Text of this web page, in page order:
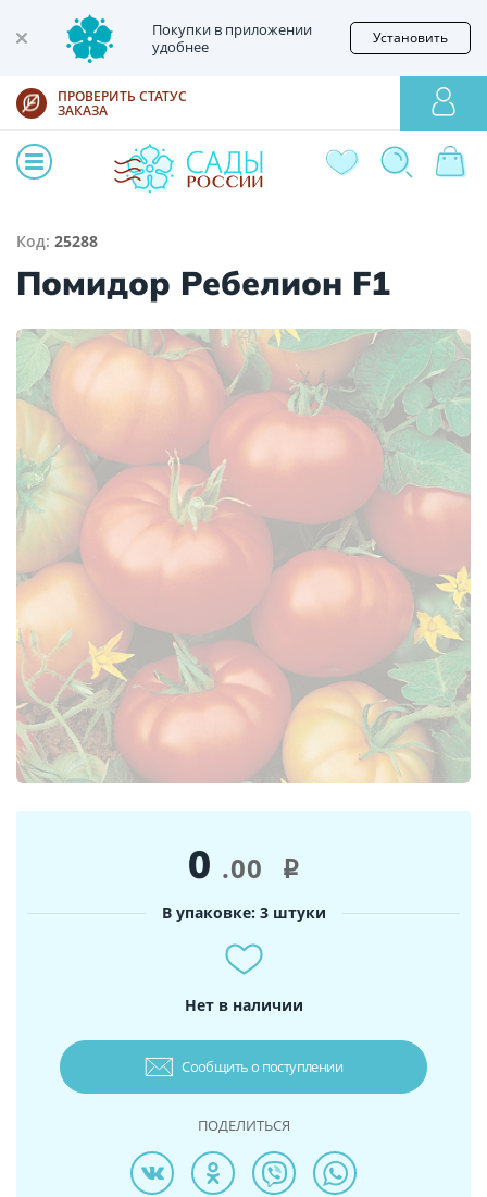
Покупки в приложении
удобнее
Установить
ПРОВЕРИТЬ СТАТУС
ЗАКАЗА
Код: 25288
Помидор Ребелион F1
0 .00 i
В упаковке: 3 штуки
Нет в наличии
Сообщить о поступлении
ПОДЕЛИТЬСЯ